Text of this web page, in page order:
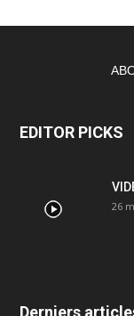
EDITOR PICKS
26
Derniers